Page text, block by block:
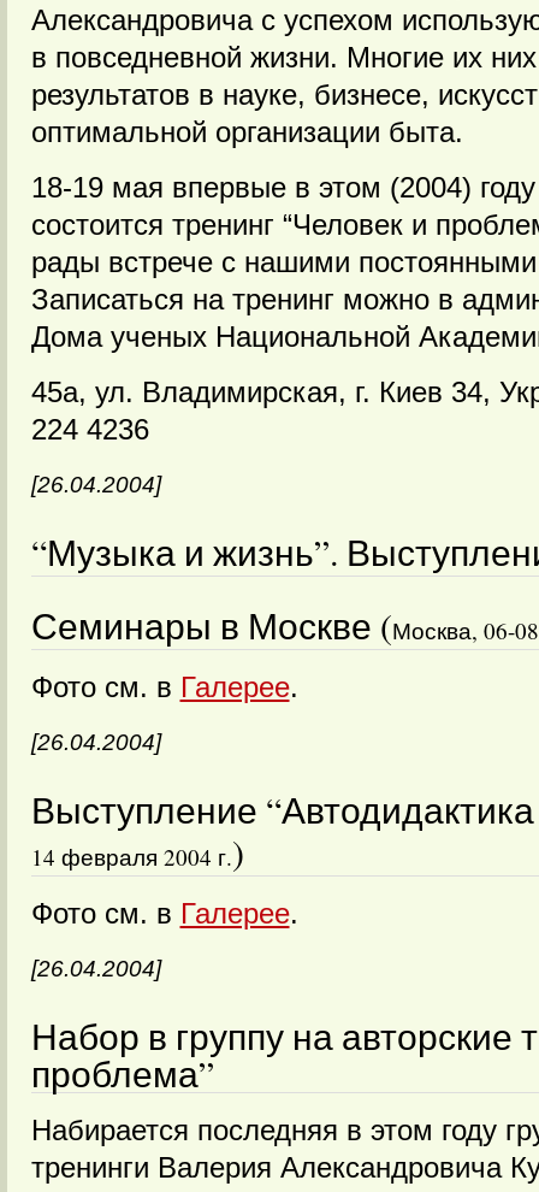
Александровича с успехом
в повседневной жизни. Многие их
результатов в науке, бизнесе,
оптимальной организации быта.
18-19 мая впервые в этом (2004)
состоится тренинг “Человек и
рады встрече с нашими
Записаться на тренинг можно в
Дома ученых Национальной
45a, ул. Владимирская, г. Киев 34,
224 4236
[26.04.2004]
“Музыка и жизнь”.
Семинары в Москве (Москва, 06-
Фото см. в Галерее.
[26.04.2004]
Выступление “Автодидактика
14 февраля 2004 г.)
Фото см. в Галерее.
[26.04.2004]
Набор в группу на авторские
проблема”
Набирается последняя в этом году
тренинги Валерия Александровича